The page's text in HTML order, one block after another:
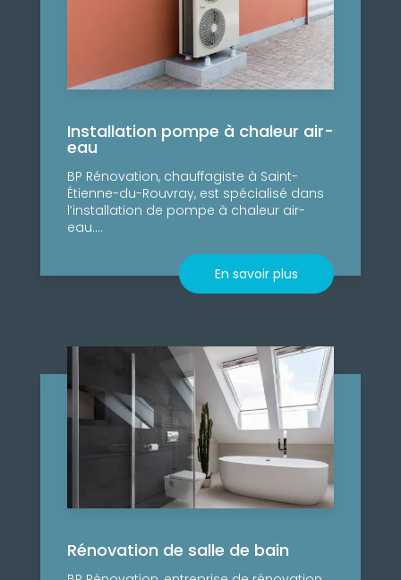
Installation pompe à chaleur air-
eau
BP Rénovation, chauffagiste à Saint-
Étienne-du-Rouvray, est spécialisé dans
l’installation de pompe à chaleur air-
eau....
En savoir plus
Rénovation de salle de bain